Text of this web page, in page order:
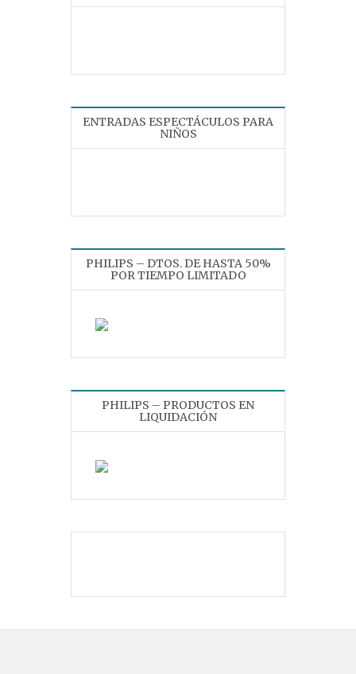
ENTRADAS ESPECTÁCULOS PARA
NIÑOS
PHILIPS – DTOS. DE HASTA 50%
POR TIEMPO LIMITADO
PHILIPS – PRODUCTOS EN
LIQUIDACIÓN